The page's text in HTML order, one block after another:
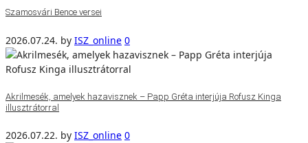
Szamosvári Bence versei
2026.07.24. by ISZ_online 0
Akrilmesék, amelyek hazavisznek – Papp Gréta interjúja Rofusz Kinga
illusztrátorral
2026.07.22. by ISZ_online 0